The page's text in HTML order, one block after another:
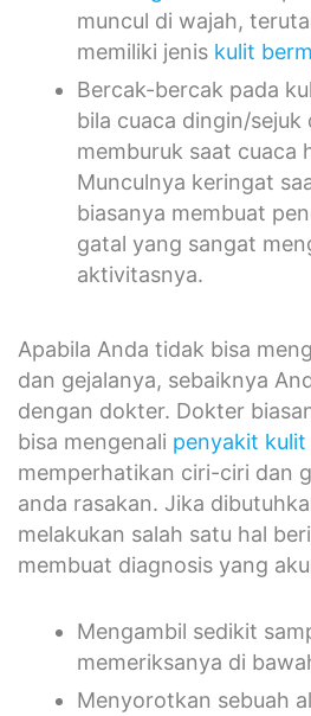
muncul di wajah,
memiliki jenis kulit
Bercak-bercak pada
bila cuaca dingin/sejuk
memburuk saat cuaca
Munculnya keringat
biasanya membuat
gatal yang sangat
aktivitasnya.
Apabila Anda tidak bisa
dan gejalanya, sebaiknya
dengan dokter. Dokter
bisa mengenali penyakit kulit
memperhatikan ciri-ciri dan
anda rasakan. Jika
melakukan salah satu hal
membuat diagnosis yang
Mengambil sedikit
memeriksanya di
Menyorotkan sebuah